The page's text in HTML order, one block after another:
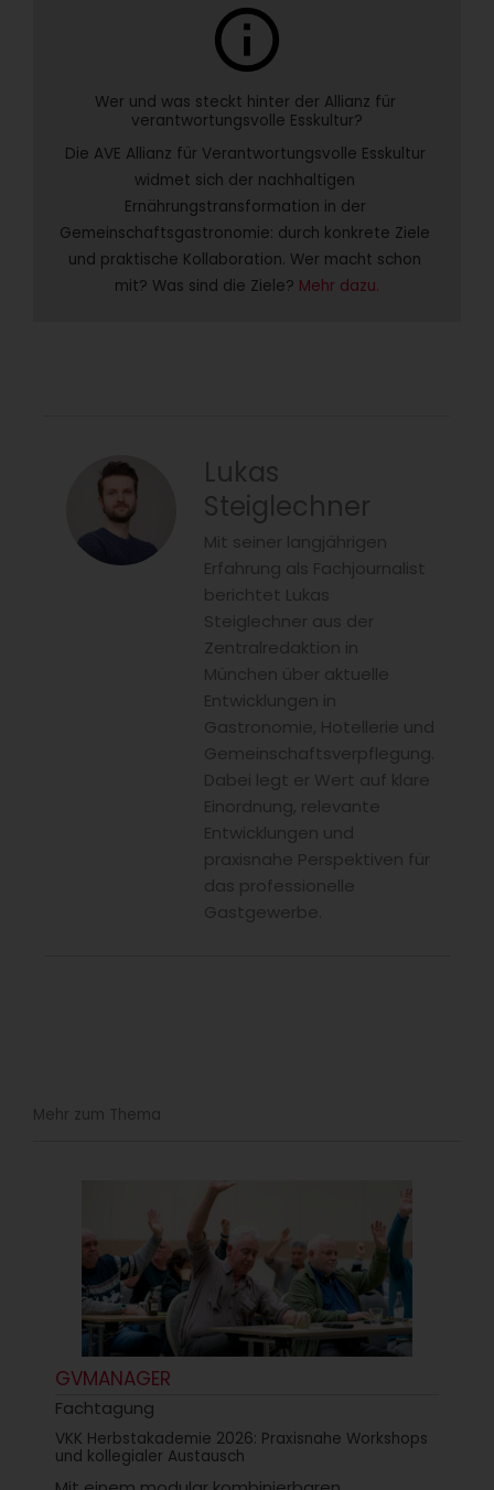
info
Wer und was steckt hinter der Allianz für
verantwortungsvolle Esskultur?
Die AVE Allianz für Verantwortungsvolle Esskultur
widmet sich der nachhaltigen
Ernährungstransformation in der
Gemeinschaftsgastronomie: durch konkrete Ziele
und praktische Kollaboration. Wer macht schon
mit? Was sind die Ziele? Mehr dazu.
Lukas
Steiglechner
Mit seiner langjährigen
Erfahrung als Fachjournalist
berichtet Lukas
Steiglechner aus der
Zentralredaktion in
München über aktuelle
Entwicklungen in
Gastronomie, Hotellerie und
Gemeinschaftsverpflegung.
Dabei legt er Wert auf klare
Einordnung, relevante
Entwicklungen und
praxisnahe Perspektiven für
das professionelle
Gastgewerbe.
Mehr zum Thema
GVMANAGER
Fachtagung
VKK Herbstakademie 2026: Praxisnahe Workshops
und kollegialer Austausch